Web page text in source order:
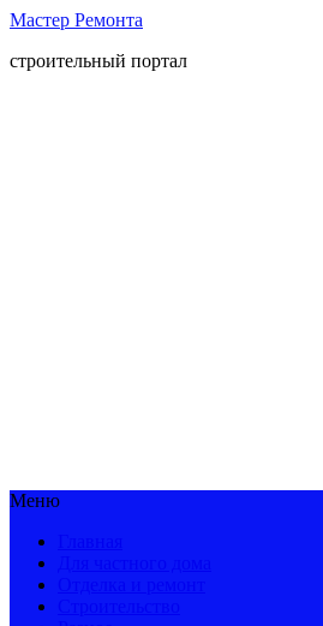
Мастер Ремонта
строительный портал
Меню